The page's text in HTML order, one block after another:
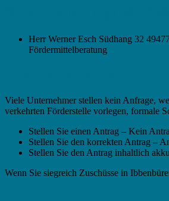
Herr Werner Esch Südhang 32
Fördermittelberatung
Viele Unternehmer stellen kein Anfrage,
verkehrten Förderstelle vorlegen, formale
Stellen Sie einen Antrag – Kein
Stellen Sie den korrekten Antrag –
Stellen Sie den Antrag inhaltlich
Wenn Sie siegreich Zuschüsse in